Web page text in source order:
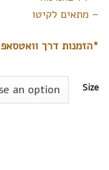
– מתאים לקיטו
*הזמנות דרך וואטסאפ
Size